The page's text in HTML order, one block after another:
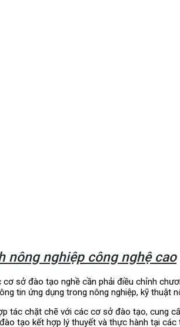
nông nghiệp công nghệ cao
sở đào tạo nghề cần phải điều chỉnh
tin ứng dụng trong nông nghiệp, kỹ thuật
tác chặt chẽ với các cơ sở đào tạo, cung
tạo kết hợp lý thuyết và thực hành tại